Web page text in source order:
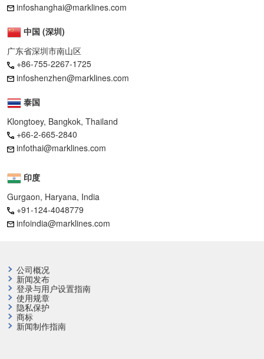
infoshanghai@marklines.com
中国 (深圳)
广东省深圳市南山区
+86-755-2267-1725
infoshenzhen@marklines.com
泰国
Klongtoey, Bangkok, Thailand
+66-2-665-2840
infothai@marklines.com
印度
Gurgaon, Haryana, India
+91-124-4048779
infoindia@marklines.com
公司概况
新闻发布
登录与用户设置指南
使用规章
隐私保护
商标
新闻制作指南